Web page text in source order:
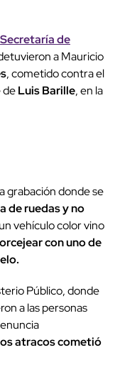
Secretaría de
a Mauricio
, cometido contra el
deLuis Barille, en la
grabación donde se
de ruedas y no
vehículo color vino
con uno de
Público, donde
a las personas
atracos cometió